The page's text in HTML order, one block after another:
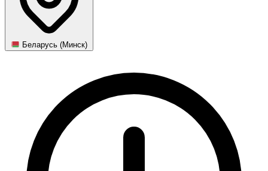
Беларусь (Минск)